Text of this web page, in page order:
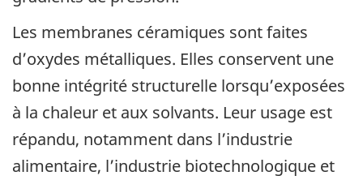
Les membranes céramiques sont faites
d’oxydes métalliques. Elles conservent une
bonne intégrité structurelle lorsqu’exposées
à la chaleur et aux solvants. Leur usage est
répandu, notamment dans l’industrie
alimentaire, l’industrie biotechnologique et